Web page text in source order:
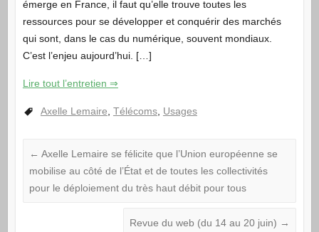
émerge en France, il faut qu’elle trouve toutes les
ressources pour se développer et conquérir des marchés
qui sont, dans le cas du numérique, souvent mondiaux.
C’est l’enjeu aujourd’hui. […]
Lire tout l’entretien ⇒
Axelle Lemaire Télécoms, Usages
← Axelle Lemaire se félicite que l’Union européenne se
mobilise au côté de l’État et de toutes les collectivités
pour le déploiement du très haut débit pour tous
Revue du web (du 14 au 20 juin) →